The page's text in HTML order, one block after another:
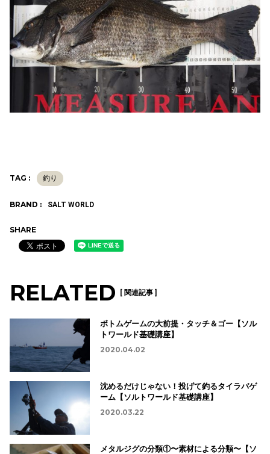
TAG : 釣り
BRAND : SALT WORLD
SHARE
RELATED [ 関連記事 ]
ボトムゲームの大前提・タッチ＆ゴー【ソル
トワールド基礎講座】
2020.04.02
沈めるだけじゃない！投げて釣るタイラバゲ
ーム【ソルトワールド基礎講座】
2020.03.22
メタルジグの分類①〜素材による分類〜【ソ